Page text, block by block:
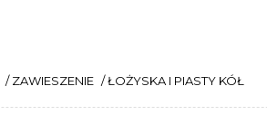
/ ZAWIESZENIE /ŁOŻYSKA I PIASTY KÓŁ